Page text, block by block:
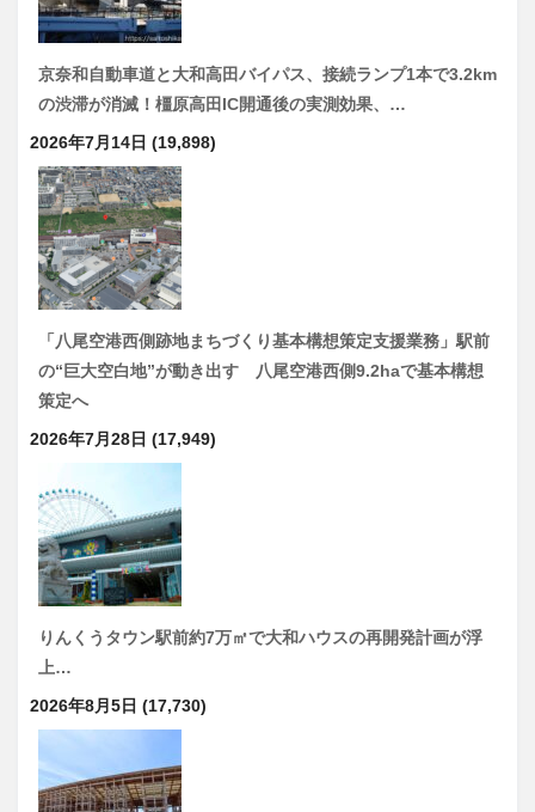
京奈和自動車道と大和高田バイパス、接続ランプ1本で3.2km
の渋滞が消滅！橿原高田IC開通後の実測効果、…
2026年7月14日 (19,898)
「八尾空港西側跡地まちづくり基本構想策定支援業務」駅前
の“巨大空白地”が動き出す 八尾空港西側9.2haで基本構想
策定へ
2026年7月28日 (17,949)
りんくうタウン駅前約7万㎡で大和ハウスの再開発計画が浮
上…
2026年8月5日 (17,730)